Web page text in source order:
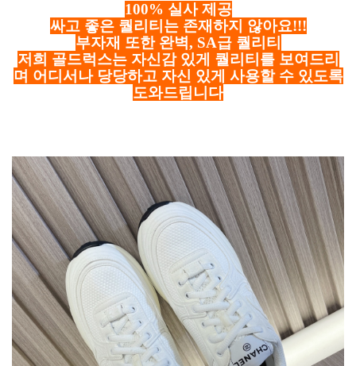
100% 실사 제공
싸고 좋은 퀄리티는 존재하지 않아요!!!
부자재 또한 완벽, SA급 퀄리티
저희 골드럭스는 자신감 있게 퀄리티를 보여드리
며 어디서나 당당하고 자신 있게 사용할 수 있도록
도와드립니다